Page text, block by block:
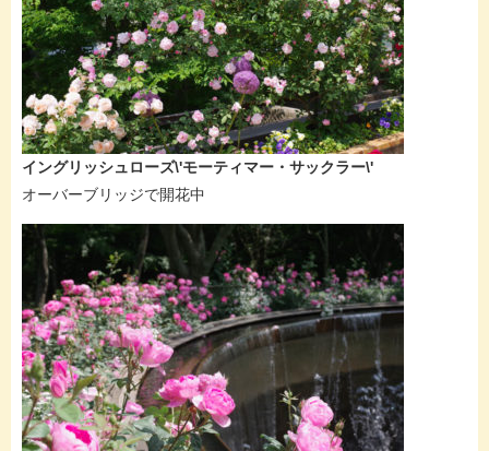
イングリッシュローズ\'モーティマー・サックラー\'
オーバーブリッジで開花中